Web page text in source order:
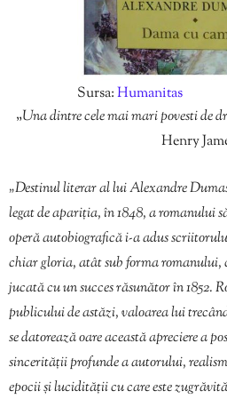
Sursa:Humanitas
„Una dintre cele mai mari povesti de
Henry
„Destinul literar al lui Alexandre
legat de apariția, în 1848, a romanului
operă autobiografică i-a adus
chiar gloria, atât sub forma romanului,
jucată cu un succes răsunător în 1852.
publicului de astăzi, valoarea lui
se datorează oare această apreciere a
sincerității profunde a autorului,
epocii și lucidității cu care este